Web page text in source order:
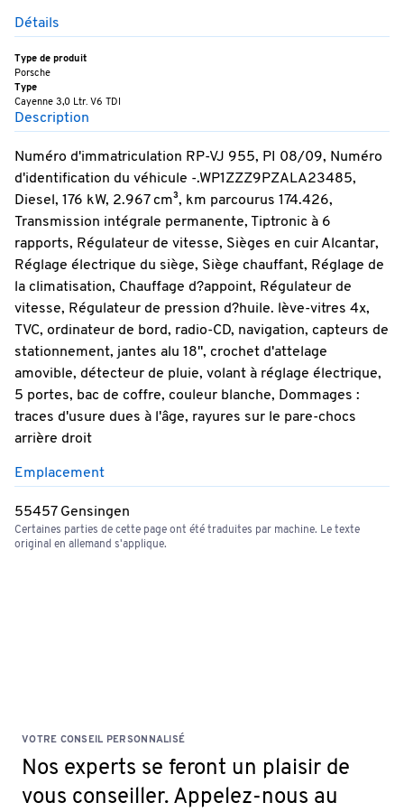
Détails
Type de produit
Porsche
Type
Cayenne 3,0 Ltr. V6 TDI
Description
Numéro d'immatriculation RP-VJ 955, PI 08/09, Numéro
d'identification du véhicule -.WP1ZZZ9PZALA23485,
Diesel, 176 kW, 2.967 cm³, km parcourus 174.426,
Transmission intégrale permanente, Tiptronic à 6
rapports, Régulateur de vitesse, Sièges en cuir Alcantar,
Réglage électrique du siège, Siège chauffant, Réglage de
la climatisation, Chauffage d?appoint, Régulateur de
vitesse, Régulateur de pression d?huile. lève-vitres 4x,
TVC, ordinateur de bord, radio-CD, navigation, capteurs de
stationnement, jantes alu 18", crochet d'attelage
amovible, détecteur de pluie, volant à réglage électrique,
5 portes, bac de coffre, couleur blanche, Dommages :
traces d'usure dues à l'âge, rayures sur le pare-chocs
arrière droit
Emplacement
55457 Gensingen
Certaines parties de cette page ont été traduites par machine. Le texte
original en allemand s'applique.
VOTRE CONSEIL PERSONNALISÉ
Nos experts se feront un plaisir de
vous conseiller. Appelez-nous au